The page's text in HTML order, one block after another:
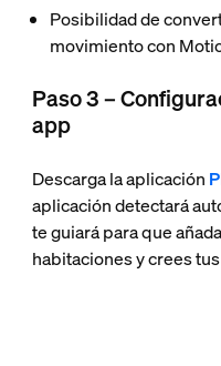
Posibilidad de
movimiento con
Paso 3 –
app
Descarga la aplicación
aplicación detectará
te guiará para que
habitaciones y crees